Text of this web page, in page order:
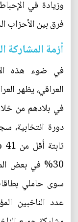
وزيادة في
فرق بين الأحزاب
أزمة المشاركة
في ضوء هذه
العراقي، يظهر
في بلادهم من
دورة انتخابية،
30% في بعض
سوى حاملي
عدد الناخبين